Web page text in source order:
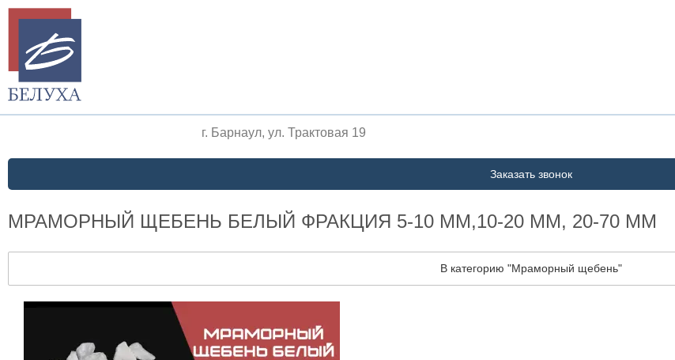
г. Барнаул, ул. Трактовая 19
Заказать звонок
МРАМОРНЫЙ ЩЕБЕНЬ БЕЛЫЙ ФРАКЦИЯ 5-10 ММ,10-20 ММ, 20-70 ММ
В категорию "Мраморный щебень"